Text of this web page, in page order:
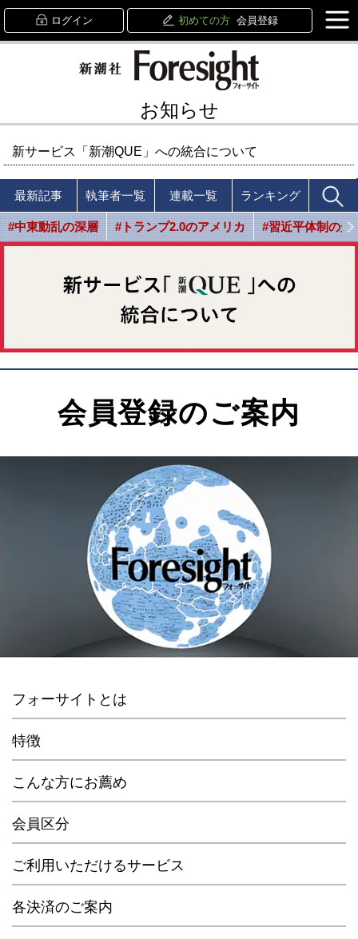
ログイン 初めての方 会員登録
お知らせ
新サービス「新潮QUE」への統合について
最新記事 執筆者一覧 連載一覧 ランキング
#中東動乱の深層 #トランプ2.0のアメリカ #習近平体制の光
会員登録のご案内
フォーサイトとは
特徴
こんな方にお薦め
会員区分
ご利用いただけるサービス
各決済のご案内